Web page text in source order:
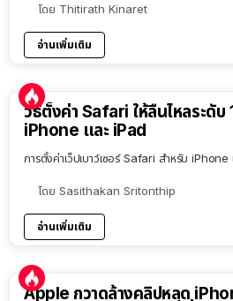
โดย Thitirath Kinaret
อ่านเพิ่มเติม
วิธีตั้งค่า Safari ให้ลื่นไหลระดั
iPhone และ iPad
การตั้งค่าเว็ปเบาว์เซอร์ Safari สำหรับ
โดย Sasithakan Sritonthip
อ่านเพิ่มเติม
Apple กวาดล้างคลิปหลุด